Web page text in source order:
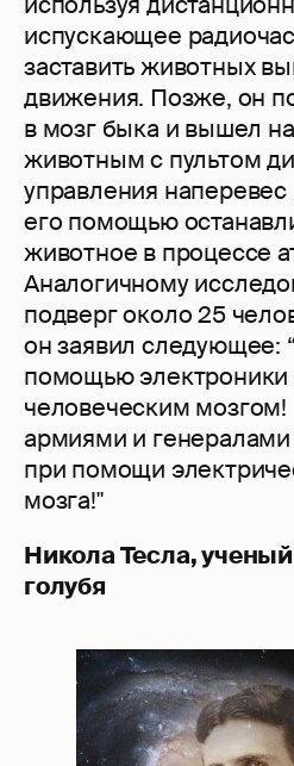
испускающее
заставить животных
движения. Позже, он
в мозг быка и вышел
животным с пультом
управления наперевес
его помощью
животное в процессе
Аналогичному
подверг около 25
он заявил
помощью электроники
человеческим мозгом!
армиями и генералами
при помощи
мозга!"
Никола Тесла,
голубя